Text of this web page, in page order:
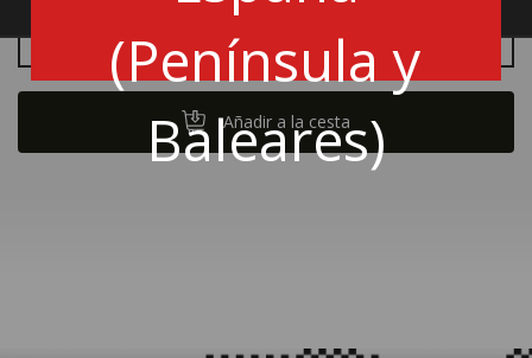
(Península y
Baleares)
Cantidad
Añadir a la cesta